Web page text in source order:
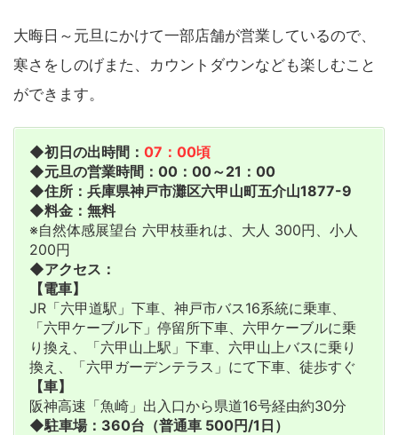
大晦日～元旦にかけて一部店舗が営業しているので、
寒さをしのげまた、カウントダウンなども楽しむこと
ができます。
◆初日の出時間： 07：00頃
◆元旦の営業時間：00：00～21：00
◆住所：兵庫県神戸市灘区六甲山町五介山1877-9
◆料金：無料
※自然体感展望台 六甲枝垂れは、大人 300円、小人
200円
◆アクセス：
【電車】
JR「六甲道駅」下車、神戸市バス16系統に乗車、
「六甲ケーブル下」停留所下車、六甲ケーブルに乗
り換え、「六甲山上駅」下車、六甲山上バスに乗り
換え、「六甲ガーデンテラス」にて下車、徒歩すぐ
【車】
阪神高速「魚崎」出入口から県道16号経由約30分
◆駐車場：360台（普通車 500円/1日）